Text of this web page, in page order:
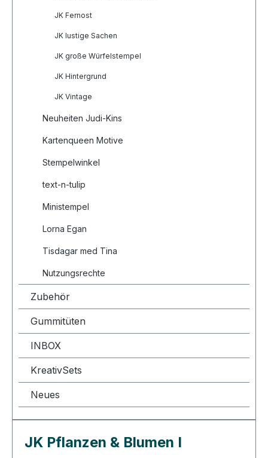
JK Fernost
JK lustige Sachen
JK große Würfelstempel
JK Hintergrund
JK Vintage
Neuheiten Judi-Kins
Kartenqueen Motive
Stempelwinkel
text-n-tulip
Ministempel
Lorna Egan
Tisdagar med Tina
Nutzungsrechte
Zubehör
Gummitüten
INBOX
KreativSets
Neues
JK Pflanzen & Blumen I